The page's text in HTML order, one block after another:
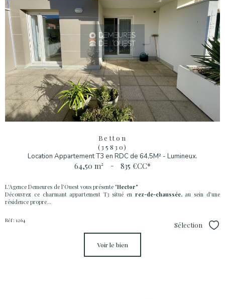
Betton
(35830)
Location Appartement T3 en RDC de 64,5M² - Lumineux.
64,50 m² - 835 €CC*
L'Agence Demeures de l'Ouest vous présente "Hector"
Découvrez ce charmant appartement T3 situé en rez-de-chaussée,au sein d’une
résidence propre...
Réf : 1264
Sélection
voir le bien